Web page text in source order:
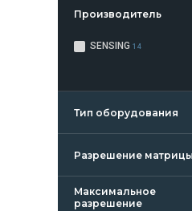
Производитель
SENSING 14
Тип оборудования
Разрешение матрицы
Максимальное
разрешение